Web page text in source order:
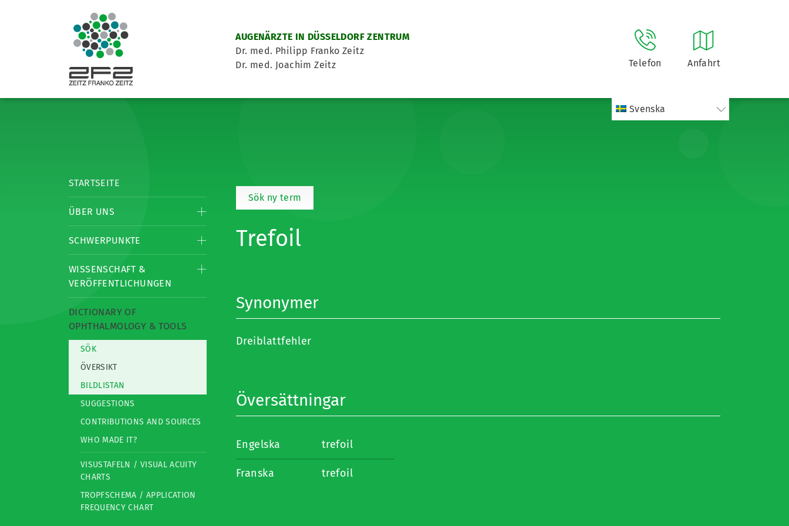
AUGENÄRZTE IN DÜSSELDORF ZENTRUM
Dr. med. Philipp Franko Zeitz
Dr. med. Joachim Zeitz
Telefon Anfahrt
Svenska
STARTSEITE
ÜBER UNS
SCHWERPUNKTE
WISSENSCHAFT &
VERÖFFENTLICHUNGEN
DICTIONARY OF
OPHTHALMOLOGY & TOOLS
SÖK
ÖVERSIKT
BILDLISTAN
SUGGESTIONS
CONTRIBUTIONS AND SOURCES
WHO MADE IT?
VISUSTAFELN / VISUAL ACUITY
CHARTS
TROPFSCHEMA / APPLICATION
FREQUENCY CHART
Sök ny term
Trefoil
Synonymer
Dreiblattfehler
Översättningar
Engelska trefoil
Franska trefoil